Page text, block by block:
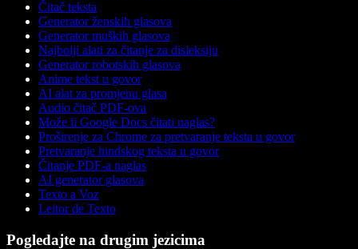
Čitač teksta
Generator ženskih glasova
Generator muških glasova
Najbolji alati za čitanje za disleksiju
Generator robotskih glasova
Anime tekst u govor
AI alat za promjenu glasa
Audio čitač PDF-ova
Može li Google Docs čitati naglas?
Proširenje za Chrome za pretvaranje teksta u govor
Pretvaranje hindskog teksta u govor
Čitanje PDF-a naglas
AI generator glasova
Texto a Voz
Leitor de Texto
Pogledajte na drugim jezicima